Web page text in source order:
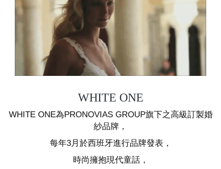
WHITE ONE
WHITE ONE為PRONOVIAS GROUP旗下之高級訂製婚
紗品牌，
每年3月於西班牙進行品牌發表，
時尚擁抱現代童話，